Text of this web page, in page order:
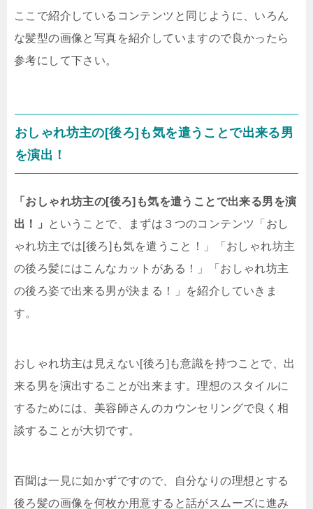
ここで紹介しているコンテンツと同じように、いろん
な髪型の画像と写真を紹介していますので良かったら
参考にして下さい。
おしゃれ坊主の[後ろ]も気を遣うことで出来る男
を演出！
「おしゃれ坊主の[後ろ]も気を遣うことで出来る男を演
出！」
ということで、まずは３つのコンテンツ「おし
ゃれ坊主では[後ろ]も気を遣うこと！」「おしゃれ坊主
の後ろ髪にはこんなカットがある！」「おしゃれ坊主
の後ろ姿で出来る男が決まる！」を紹介していきま
す。
おしゃれ坊主は見えない[後ろ]も意識を持つことで、出
来る男を演出することが出来ます。理想のスタイルに
するためには、美容師さんのカウンセリングで良く相
談することが大切です。
百聞は一見に如かずですので、自分なりの理想とする
後ろ髪の画像を何枚か用意すると話がスムーズに進み